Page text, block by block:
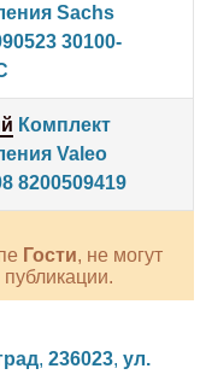
Sachs
30100-
Комплект
Valeo
8200509419
Гости, не могут
, 236023, ул.